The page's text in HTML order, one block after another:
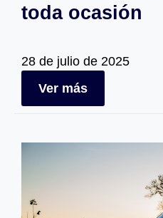
toda ocasión
28 de julio de 2025
Ver más